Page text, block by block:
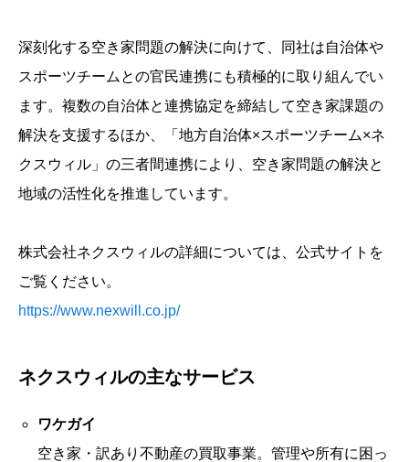
深刻化する空き家問題の解決に向けて、同社は自治体や
スポーツチームとの官民連携にも積極的に取り組んでい
ます。複数の自治体と連携協定を締結して空き家課題の
解決を支援するほか、「地方自治体×スポーツチーム×ネ
クスウィル」の三者間連携により、空き家問題の解決と
地域の活性化を推進しています。
株式会社ネクスウィルの詳細については、公式サイトを
ご覧ください。
https://www.nexwill.co.jp/
ネクスウィルの主なサービス
ワケガイ
空き家・訳あり不動産の買取事業。管理や所有に困っ